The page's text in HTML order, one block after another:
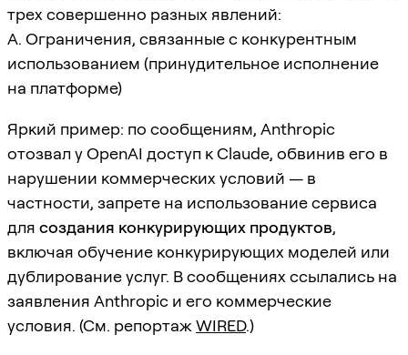
трех совершенно разных явлений:
A. Ограничения, связанные с конкурентным
использованием (принудительное исполнение
на платформе)
Яркий пример: по сообщениям, Anthropic
отозвал у OpenAI доступ к Claude, обвинив его в
нарушении коммерческих условий — в
частности, запрете на использование сервиса
для создания конкурирующих продуктов,
включая обучение конкурирующих моделей или
дублирование услуг. В сообщениях ссылались на
заявления Anthropic и его коммерческие
условия. (См. репортаж WIRED.)